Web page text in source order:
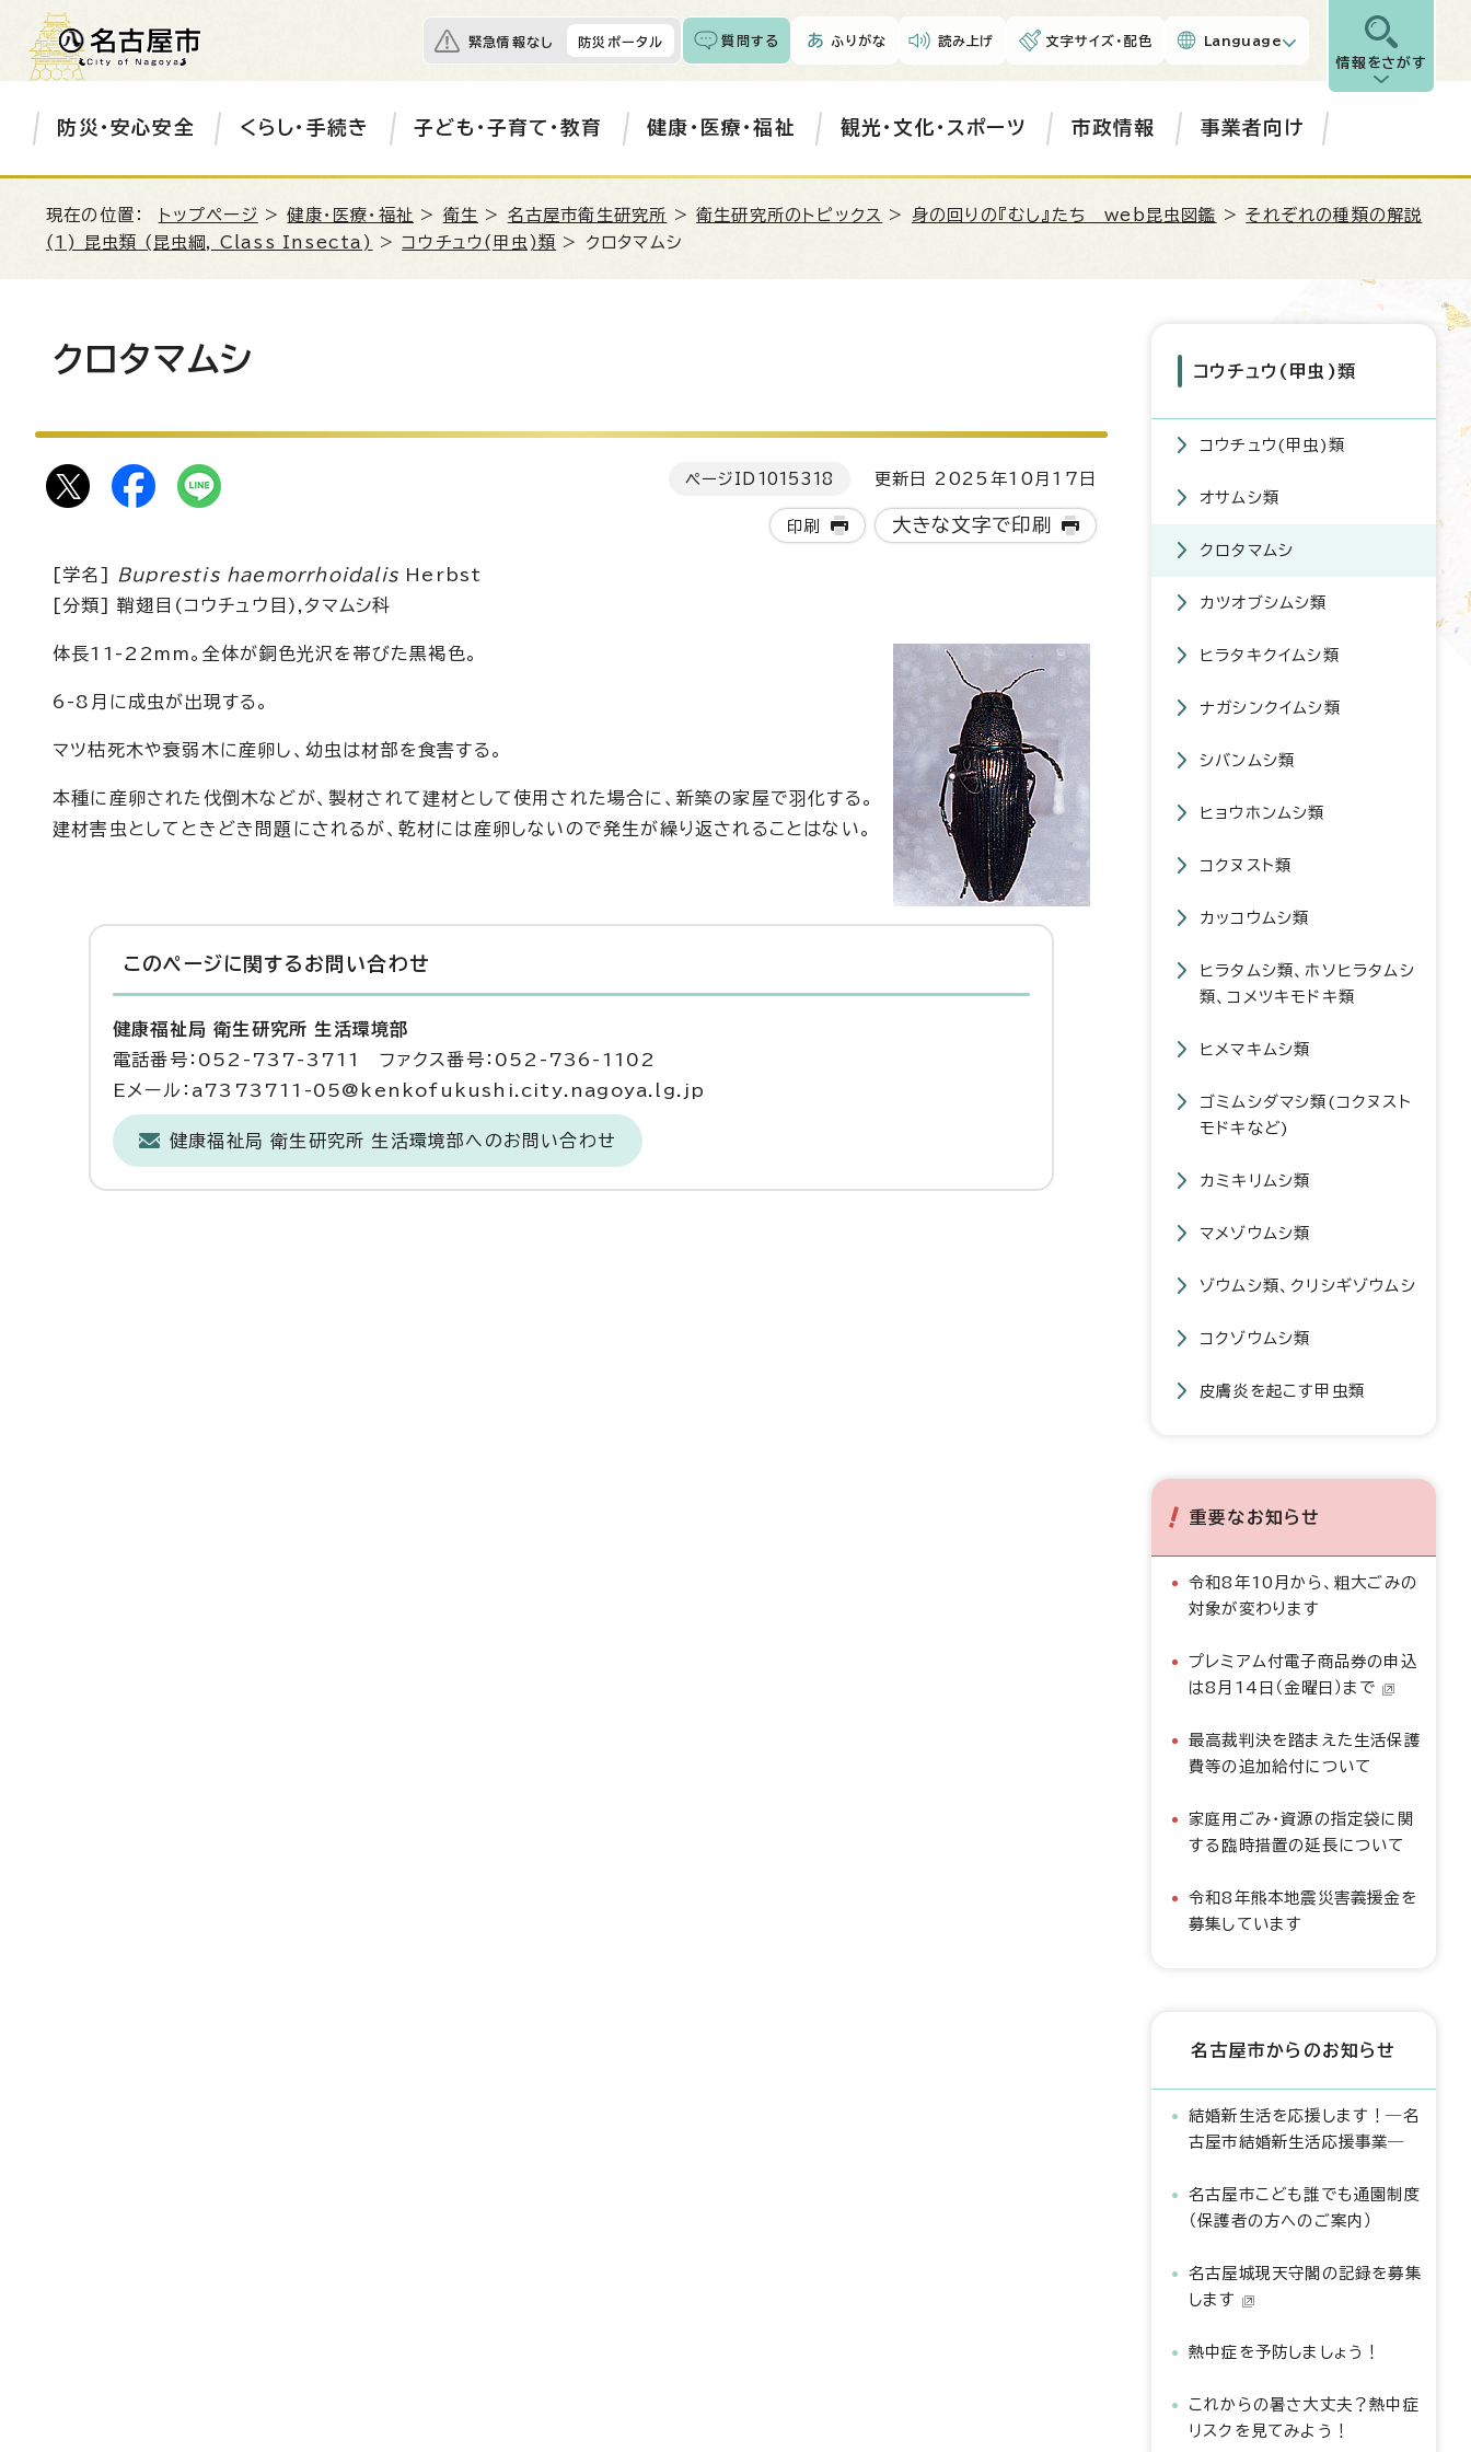
緊急情報なし 防災ポータル 質問する ふりがな 読み上げ 文字サイズ・配色 Language
情報をさがす
防災・安心安全 くらし・手続き 子ども・子育て・教育 健康・医療・福祉 観光・文化・スポーツ 市政情報 事業者向け
現在の位置： トップページ >健康・医療・福祉 > 衛生 > 名古屋市衛生研究所 >衛生研究所のトピックス > 身の回りの『むし』たち web昆虫図鑑 >それぞれの種類の解説
(1) 昆虫類 (昆虫綱, Class Insecta)
> コウチュウ(甲虫)類 > クロタマムシ
クロタマムシ
ページID 1015318 更新日 2025年10月17日
印刷 大きな文字で印刷
[学名] Buprestis haemorrhoidalis Herbst
[分類] 鞘翅目(コウチュウ目),タマムシ科
体長11-22mm。全体が銅色光沢を帯びた黒褐色。
6-8月に成虫が出現する。
マツ枯死木や衰弱木に産卵し、幼虫は材部を食害する。
本種に産卵された伐倒木などが、製材されて建材として使用された場合に、新築の家屋で羽化する。
建材害虫としてときどき問題にされるが、乾材には産卵しないので発生が繰り返されることはない。
このページに関する お問い合わせ
健康福祉局 衛生研究所 生活環境部
電話番号：052-737-3711 ファクス番号：052-736-1102
Eメール：a7373711-05@kenkofukushi.city.nagoya.lg.jp
健康福祉局 衛生研究所 生活環境部へのお問い合わせ
コウチュウ(甲虫)類
コウチュウ(甲虫)類
オサムシ類
クロタマムシ
カツオブシムシ類
ヒラタキクイムシ類
ナガシンクイムシ類
シバンムシ類
ヒョウホンムシ類
コクヌスト類
カッコウムシ類
ヒラタムシ類、ホソヒラタムシ
類、コメツキモドキ類
ヒメマキムシ類
ゴミムシダマシ類(コクヌスト
モドキなど)
カミキリムシ類
マメゾウムシ類
ゾウムシ類、クリシギゾウムシ
コクゾウムシ類
皮膚炎を起こす甲虫類
重要なお知らせ
令和8年10月から、粗大ごみの
対象が変わります
プレミアム付電子商品券の申込
は8月14日（金曜日）まで
最高裁判決を踏まえた生活保護
費等の追加給付について
家庭用ごみ・資源の指定袋に関
する臨時措置の延長について
令和8年熊本地震災害義援金を
募集しています
名古屋市からのお知らせ
結婚新生活を応援します！―名
古屋市結婚新生活応援事業―
名古屋市こども誰でも通園制度
（保護者の方へのご案内）
名古屋城現天守閣の記録を募集
します
熱中症を予防しましょう！
これからの暑さ大丈夫？熱中症
リスクを見てみよう！